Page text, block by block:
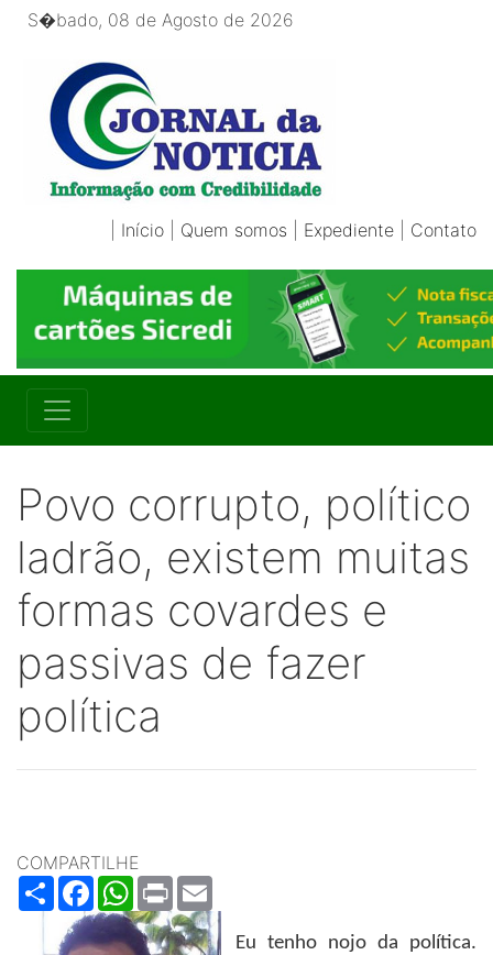
S�bado, 08 de Agosto de 2026
Início Quem somos Expediente Contato
Povo corrupto, político
ladrão, existem muitas
formas covardes e
passivas de fazer
política
COMPARTILHE
ShareFacebookWhatsApp
Print
Eu tenho nojo da política.